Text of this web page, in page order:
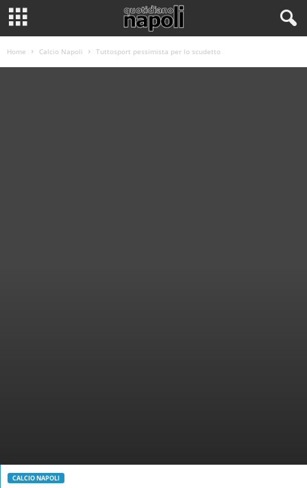
Home Calcio Napoli Tuttosport pessimista per lo scudetto
CALCIO NAPOLI